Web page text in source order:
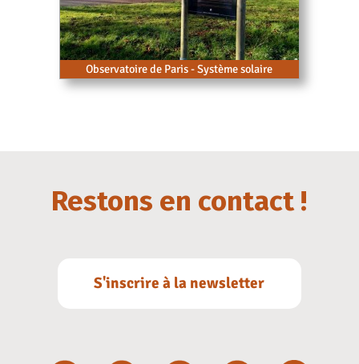
Observatoire de Paris - Système solaire
Restons en contact !
S'inscrire à la newsletter